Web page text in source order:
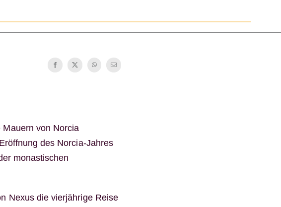
von Norcia
des Norcia-Jahres
monastischen
Nexus die vierjährige Reise